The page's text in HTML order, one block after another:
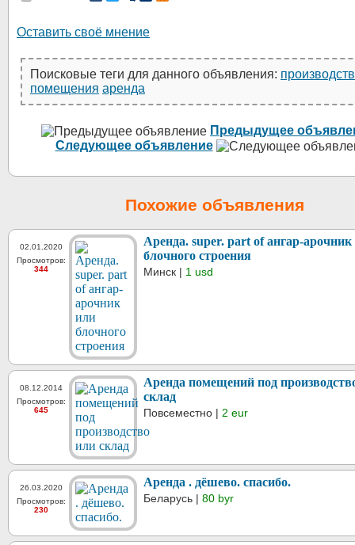
Оставить своё мнение
Поисковые теги для данного объявления:
помещения аренда
Предыдущее
Следующее объявление
Похожие объявления
02.01.2020
Просмотров:
344
Аренда. super. part of ангар-
блочного строения
Минск | 1 usd
08.12.2014
Просмотров:
645
Аренда помещений под
склад
Повсеместно | 2 eur
26.03.2020
Просмотров:
230
Аренда . дёшево. спасибо.
Беларусь | 80 byr